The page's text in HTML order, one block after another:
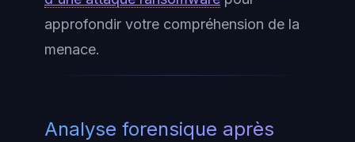
approfondir votre compréhension de la
menace.
Analyse forensique après